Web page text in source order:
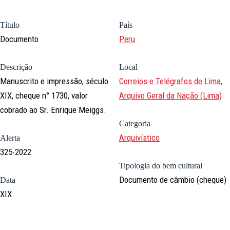
Título
Documento
Descrição
Manuscrito e impressão, século
XIX, cheque n° 1730, valor
cobrado ao Sr. Enrique Meiggs.
Alerta
325-2022
Data
XIX
País
Peru
Local
Correios e Telégrafos de Lima,
Arquivo Geral da Nação (Lima)
Categoria
Arquivístico
Tipologia do bem cultural
Documento de câmbio (cheque)